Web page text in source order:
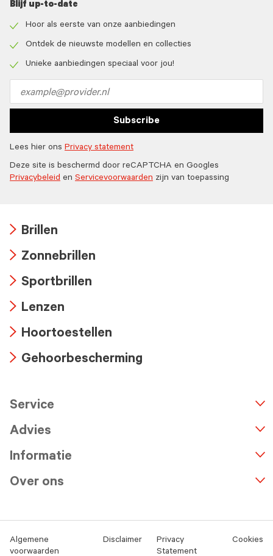
Blijf up-to-date
icon
Hoor als eerste van onze aanbiedingen
icon
Ontdek de nieuwste modellen en collecties
Unieke aanbiedingen speciaal voor jou!
address
Subscribe
Lees hier ons Privacy statement
Deze site is beschermd door reCAPTCHA en Googles
Privacybeleid en Servicevoorwaarden zijn van toepassing
icon
Brillen
icon
Zonnebrillen
icon
Sportbrillen
icon
Lenzen
icon
Hoortoestellen
Gehoorbescherming
Service
Advies
Informatie
Over ons
Algemene
voorwaarden
Disclaimer
Privacy
Statement
Cookies